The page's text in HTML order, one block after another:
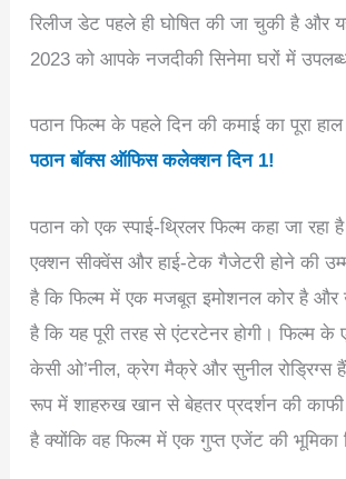
रिलीज डेट पहले ही घोषित की जा चुकी है और
2023 को आपके नजदीकी सिनेमा घरों में उपलब्ध
पठान फिल्म के पहले दिन की कमाई का पूरा
पठान बॉक्स ऑफिस कलेक्शन दिन 1!
पठान को एक स्पाई-थ्रिलर फिल्म कहा जा रहा
एक्शन सीक्वेंस और हाई-टेक गैजेटरी होने की
है कि फिल्म में एक मजबूत इमोशनल कोर है और
है कि यह पूरी तरह से एंटरटेनर होगी। फिल्म के
केसी ओ’नील, क्रेग मैक्रे और सुनील रोड्रिग्स
रूप में शाहरुख खान से बेहतर प्रदर्शन की काफी
है क्योंकि वह फिल्म में एक गुप्त एजेंट की भूमिका